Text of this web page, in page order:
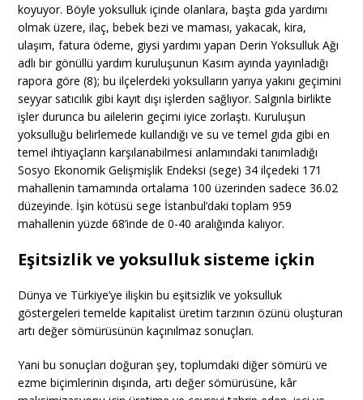
koyuyor. Böyle yoksulluk içinde olanlara, başta gıda yardımı
olmak üzere, ilaç, bebek bezi ve maması, yakacak, kira,
ulaşım, fatura ödeme, giysi yardımı yapan Derin Yoksulluk Ağı
adlı bir gönüllü yardım kuruluşunun Kasım ayında yayınladığı
rapora göre (8); bu ilçelerdeki yoksulların yarıya yakını geçimini
seyyar satıcılık gibi kayıt dışı işlerden sağlıyor. Salgınla birlikte
işler durunca bu ailelerin geçimi iyice zorlaştı. Kuruluşun
yoksulluğu belirlemede kullandığı ve su ve temel gıda gibi en
temel ihtiyaçların karşılanabilmesi anlamındaki tanımladığı
Sosyo Ekonomik Gelişmişlik Endeksi (sege) 34 ilçedeki 171
mahallenin tamamında ortalama 100 üzerinden sadece 36.02
düzeyinde. İşin kötüsü sege İstanbul’daki toplam 959
mahallenin yüzde 68’inde de 0-40 aralığında kalıyor.
Eşitsizlik ve yoksulluk sisteme içkin
Dünya ve Türkiye’ye ilişkin bu eşitsizlik ve yoksulluk
göstergeleri temelde kapitalist üretim tarzının özünü oluşturan
artı değer sömürüsünün kaçınılmaz sonuçları.
Yani bu sonuçları doğuran şey, toplumdaki diğer sömürü ve
ezme biçimlerinin dışında, artı değer sömürüsüne, kâr